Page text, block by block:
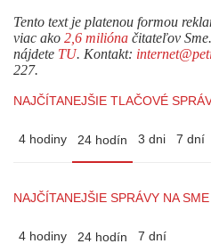
Tento text je platenou formou
viac ako 2,6 milióna čitateľov
nájdete TU. Kontakt:
227.
NAJČÍTANEJŠIE TLAČOVÉ
4 hodiny 24 hodín 3 dni 7 dní
NAJČÍTANEJŠIE SPRÁVY NA SME
4 hodiny 24 hodín 7 dní